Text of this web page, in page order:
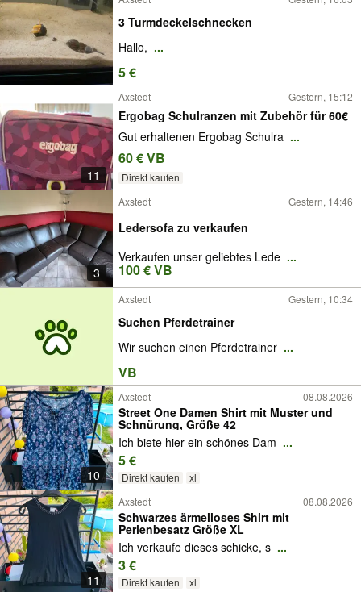
3 Turmdeckelschnecken
Hallo, ...
5 €
11
Axstedt Gestern, 15:12
Ergobag Schulranzen mit Zubehör für 60€
Gut erhaltenen Ergobag Schulra ...
60 € VB
Direkt kaufen
3
Axstedt Gestern, 14:46
Ledersofa zu verkaufen
Verkaufen unser geliebtes Lede ...
100 € VB
Axstedt Gestern, 10:34
Suchen Pferdetrainer
Wir suchen einen Pferdetrainer ...
VB
10
Axstedt 08.08.2026
Street One Damen Shirt mit Muster und
Schnürung, Größe 42
Ich biete hier ein schönes Dam ...
5 €
Direkt kaufen xl
11
Axstedt 08.08.2026
Schwarzes ärmelloses Shirt mit
Perlenbesatz Größe XL
Ich verkaufe dieses schicke, s ...
3 €
Direkt kaufen xl